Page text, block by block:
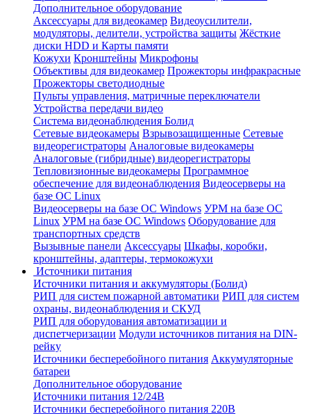
Дополнительное оборудование
Аксессуары для видеокамер Видеоусилители,
модуляторы, делители, устройства защиты Жёсткие
диски HDD и Карты памяти
Кожухи Кронштейны Микрофоны
Объективы для видеокамер Прожекторы инфракрасные
Прожекторы светодиодные
Пульты управления, матричные переключатели
Устройства передачи видео
Система видеонаблюдения Болид
Сетевые видеокамеры Взрывозащищенные Сетевые
видеорегистраторы Аналоговые видеокамеры
Аналоговые (гибридные) видеорегистраторы
Тепловизионные видеокамеры Программное
обеспечение для видеонаблюдения Видеосерверы на
базе ОС Linux
Видеосерверы на базе ОС Windows УРМ на базе ОС
Linux УРМ на базе ОС Windows Оборудование для
транспортных средств
Вызывные панели Аксессуары Шкафы, коробки,
кронштейны, адаптеры, термокожухи
Источники питания
Источники питания и аккумуляторы (Болид)
РИП для систем пожарной автоматики РИП для систем
охраны, видеонаблюдения и СКУД
РИП для оборудования автоматизации и
диспетчеризации Модули источников питания на DIN-
рейку
Источники бесперебойного питания Аккумуляторные
батареи
Дополнительное оборудование
Источники питания 12/24В
Источники бесперебойного питания 220В